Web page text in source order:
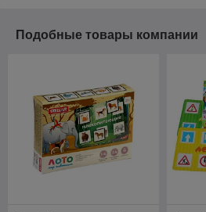
Подобные товары компании